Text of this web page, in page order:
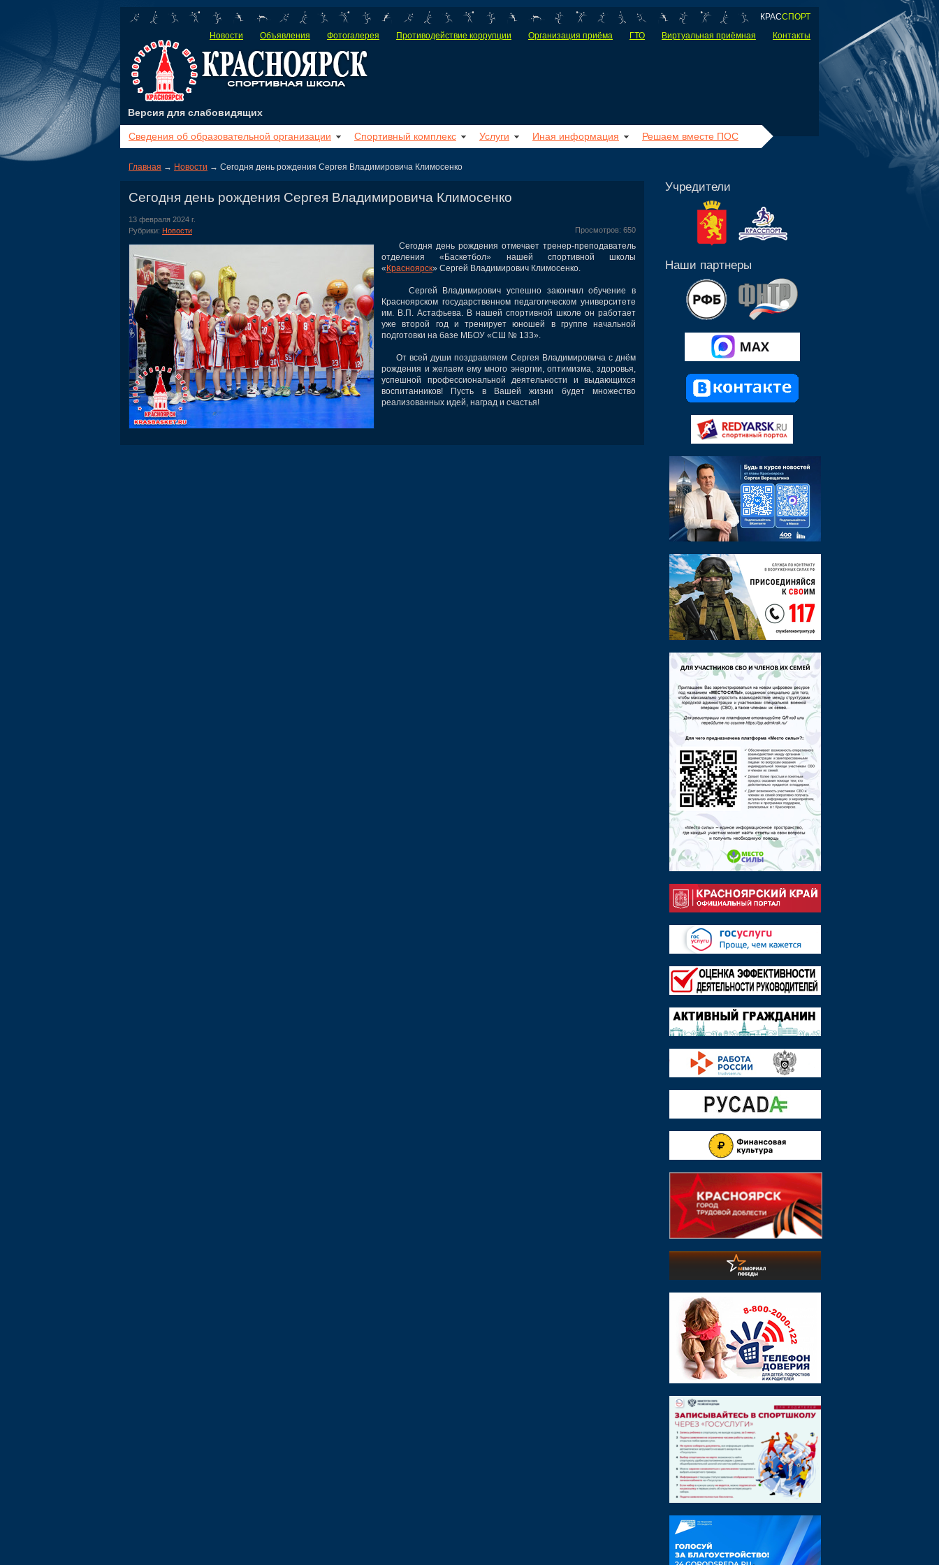
КРАССПОРТ
Новости
Объявления Фотогалерея Противодействие коррупции Организация приёма ГТО Виртуальная приёмная Контакты
Версия для слабовидящих
Сведения об образовательной организации Спортивный комплекс Услуги Иная информация Решаем вместе ПОС
Главная → Новости → Сегодня день рождения Сергея Владимировича Климосенко
Сегодня день рождения Сергея Владимировича Климосенко
13 февраля 2024 г.
Рубрики: Новости Просмотров: 650
Сегодня день рождения отмечает тренер-преподаватель
отделения «Баскетбол» нашей спортивной школы
«Красноярск» Сергей Владимирович Климосенко.
Сергей Владимирович успешно закончил обучение в
Красноярском государственном педагогическом университете
им. В.П. Астафьева. В нашей спортивной школе он работает
уже второй год и тренирует юношей в группе начальной
подготовки на базе МБОУ «СШ № 133».
От всей души поздравляем Сергея Владимировича с днём
рождения и желаем ему много энергии, оптимизма, здоровья,
успешной профессиональной деятельности и выдающихся
воспитанников! Пусть в Вашей жизни будет множество
реализованных идей, наград и счастья!
Учредители
Наши партнеры